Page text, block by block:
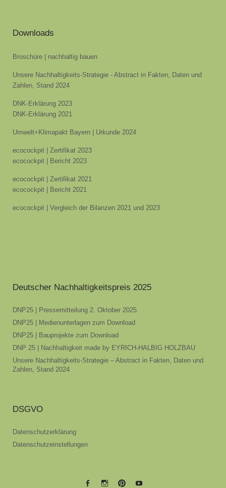
Downloads
Broschüre | nachhaltig bauen
Unsere Nachhaltigkeits-Strategie - Abstract in Fakten, Daten und
Zahlen, Stand 2024
DNK-Erklärung 2023
DNK-Erklärung 2021
Umwelt+Klimapakt Bayern | Urkunde 2024
ecocockpit | Zertifikat 2023
ecocockpit | Bericht 2023
ecocockpit | Zertifikat 2021
ecocockpit | Bericht 2021
ecocockpit | Vergleich der Bilanzen 2021 und 2023
Deutscher Nachhaltigkeitspreis 2025
DNP25 | Pressemitteilung 2. Oktober 2025
DNP25 | Medienunterlagen zum Download
DNP25 | Bauprojekte zum Download
DNP 25 | Nachhaltigkeit made by EYRICH-HALBIG HOLZBAU
Unsere Nachhaltigkeits-Strategie – Abstract in Fakten, Daten und
Zahlen, Stand 2024
DSGVO
Datenschutzerklärung
Datenschutzeinstellungen